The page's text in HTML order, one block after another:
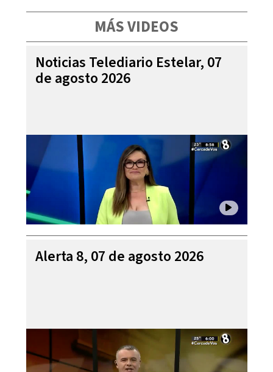
MÁS VIDEOS
Noticias Telediario Estelar, 07
de agosto 2026
Alerta 8, 07 de agosto 2026